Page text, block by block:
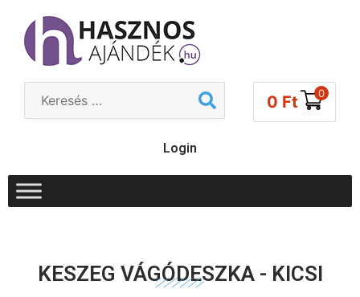
0 Ft 0
Login
KESZEG VÁGÓDESZKA - KICSI